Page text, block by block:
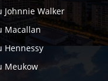
Johnnie Walker
Macallan
Hennessy
Meukow